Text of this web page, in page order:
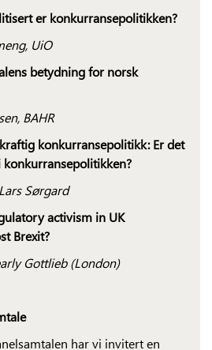
er konkurransepolitikken?
UiO
betydning for norsk
BAHR
konkurransepolitikk: Er det
Sørgard
activism in UK
Brexit?
Gottlieb (London)
har vi invitert en